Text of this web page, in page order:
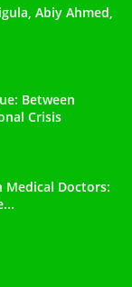
Abiy Ahmed,
Between
Crisis
Medical Doctors: